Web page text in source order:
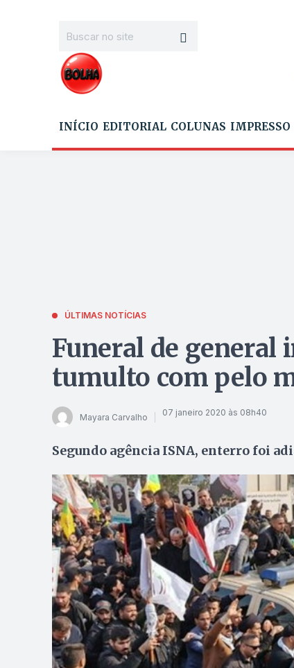
INÍCIO EDITORIAL COLUNAS IMPRESSO
ÚLTIMAS NOTÍCIAS
Funeral de general
tumulto com pelo
Mayara Carvalho 07 janeiro 2020 às 08h40
Segundo agência ISNA, enterro foi